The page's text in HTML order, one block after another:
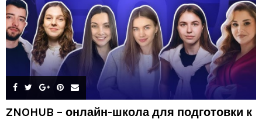
ZNOHUB – онлайн-школа для подготовки к